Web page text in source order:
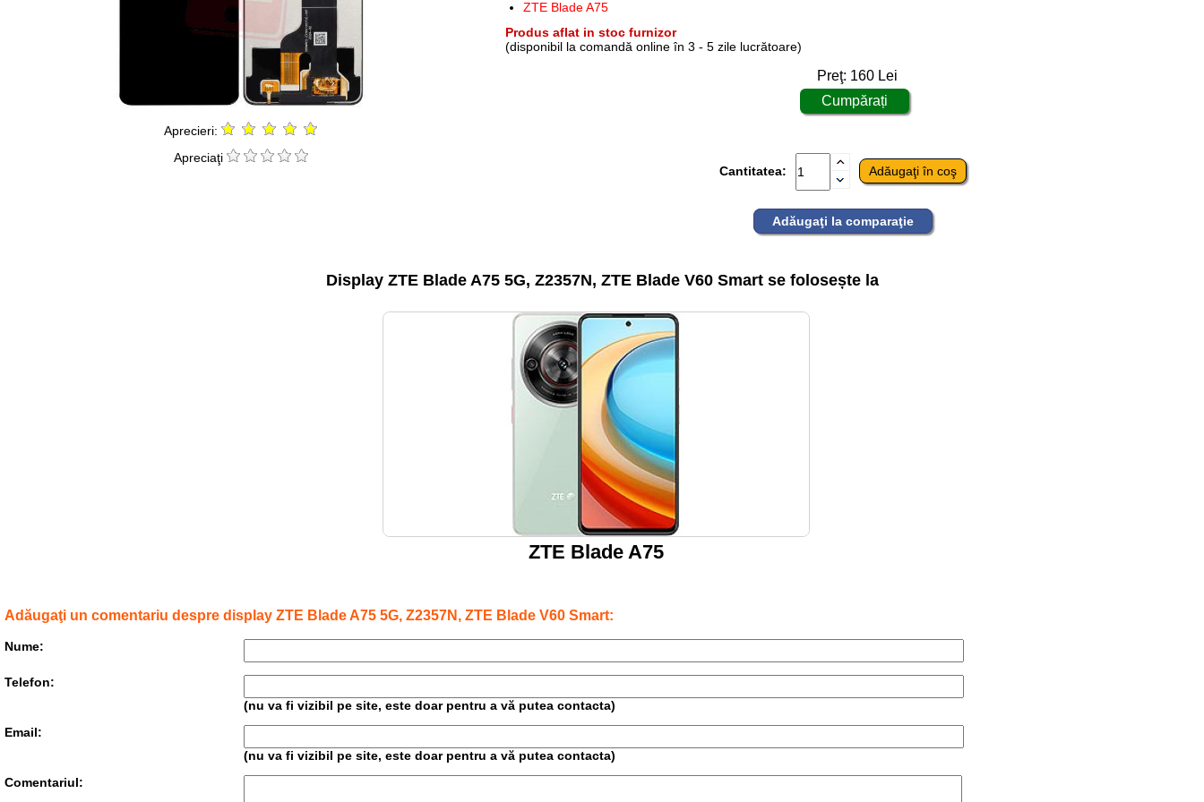
Aprecieri:
Apreciaţi
ZTE Blade A75
Produs aflat in stoc furnizor
(disponibil la comandă online în 3 - 5 zile lucrătoare)
Preţ: 160Lei
Cantitatea:
Adăugaţi la comparaţie
Display ZTE Blade A75 5G, Z2357N, ZTE Blade V60 Smart se folosește la
ZTE Blade A75
Adăugaţi un comentariu despre display ZTE Blade A75 5G, Z2357N, ZTE Blade V60 Smart:
Nume:
Telefon:
(nu va fi vizibil pe site, este doar pentru a vă putea contacta)
Email:
(nu va fi vizibil pe site, este doar pentru a vă putea contacta)
Comentariul: